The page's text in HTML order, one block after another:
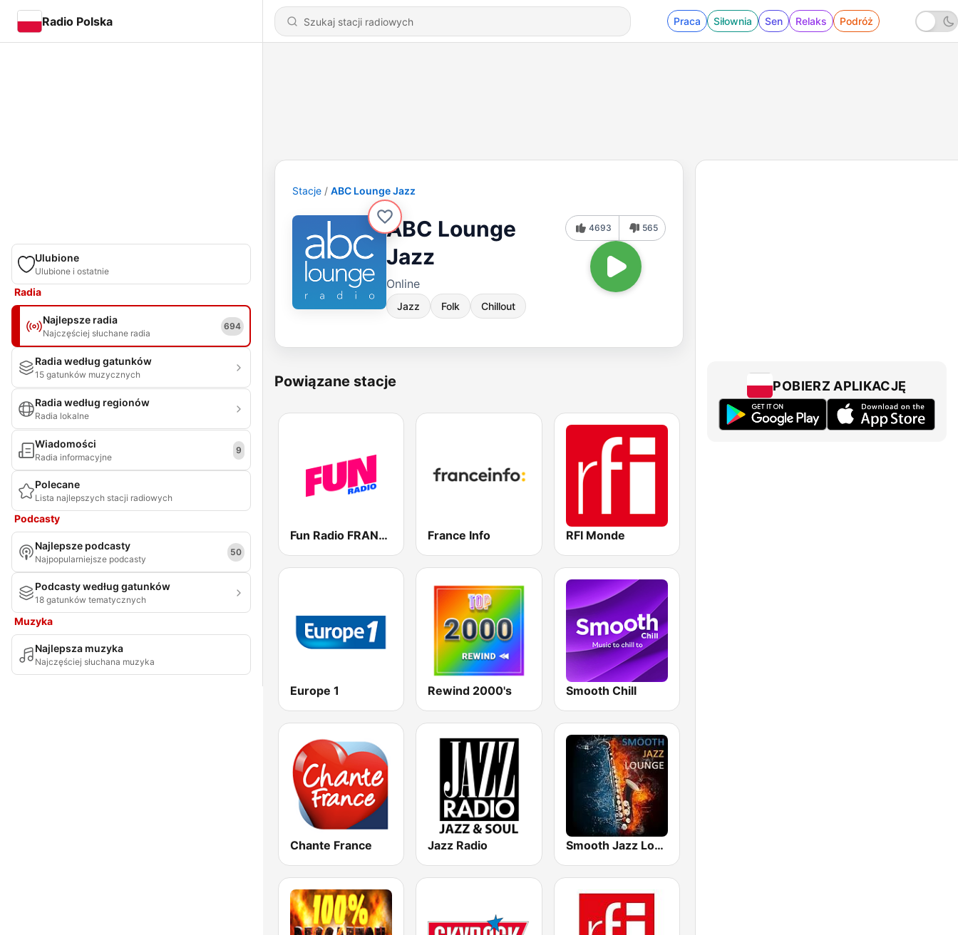
Radio Polska Praca Siłownia Sen Relaks Podróż
Ulubione
Ulubione i ostatnie
Radia
Najlepsze radia
Najczęściej słuchane radia
694
Radia według gatunków
15 gatunków muzycznych
Radia według regionów
Radia lokalne
Wiadomości
Radia informacyjne
9
Polecane
Lista najlepszych stacji radiowych
Podcasty
Najlepsze podcasty
Najpopularniejsze podcasty
50
Podcasty według gatunków
18 gatunków tematycznych
Muzyka
Najlepsza muzyka
Najczęściej słuchana muzyka
Stacje ABC Lounge Jazz
ABC Lounge
Jazz
Online
Jazz Folk Chillout
4693 565
Powiązane stacje
Fun Radio FRANCE France Info RFI Monde
Europe 1 Rewind 2000's Smooth Chill
Chante France Jazz Radio Smooth Jazz Lounge
POBIERZ APLIKACJĘ